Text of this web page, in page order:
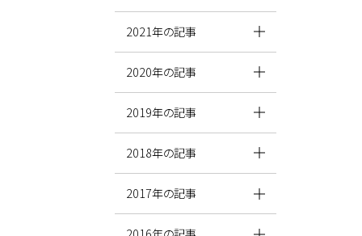
2021年の記事
2020年の記事
2019年の記事
2018年の記事
2017年の記事